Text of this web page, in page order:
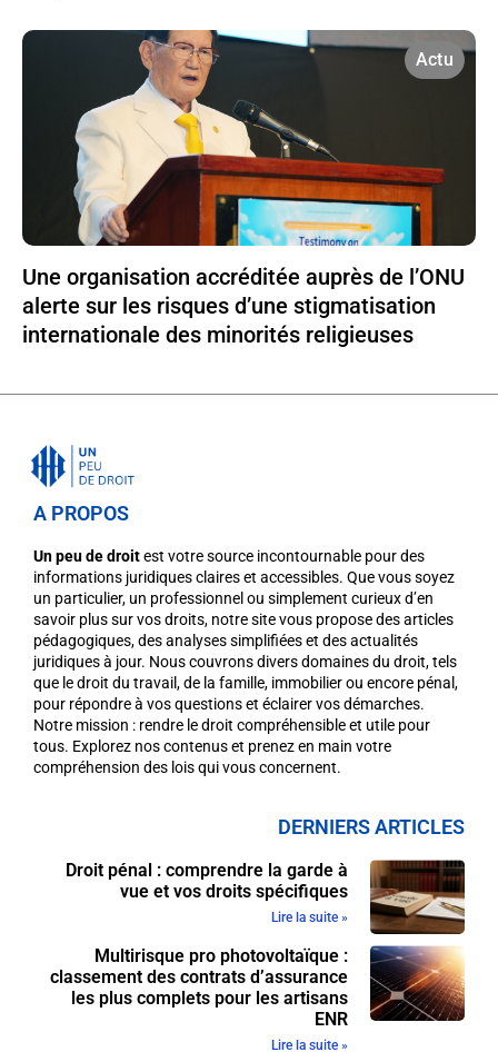
Actu
Une organisation accréditée auprès de l’ONU
alerte sur les risques d’une stigmatisation
internationale des minorités religieuses
A PROPOS
Un peu de droitest votre source incontournable pour des
informations juridiques claires et accessibles. Que vous soyez
un particulier, un professionnel ou simplement curieux d’en
savoir plus sur vos droits, notre site vous propose des articles
pédagogiques, des analyses simplifiées et des actualités
juridiques à jour. Nous couvrons divers domaines du droit, tels
que le droit du travail, de la famille, immobilier ou encore pénal,
pour répondre à vos questions et éclairer vos démarches.
Notre mission : rendre le droit compréhensible et utile pour
tous. Explorez nos contenus et prenez en main votre
compréhension des lois qui vous concernent.
DERNIERS ARTICLES
Droit pénal : comprendre la garde à
vue et vos droits spécifiques
Lire la suite »
Multirisque pro photovoltaïque :
classement des contrats d’assurance
les plus complets pour les artisans
ENR
Lire la suite »